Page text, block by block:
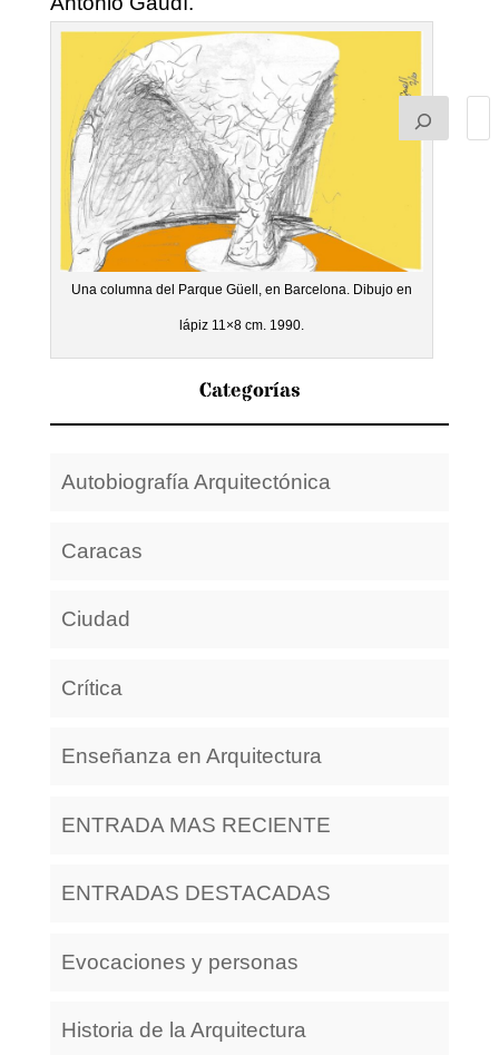
Una columna del Parque Güell, en Barcelona. Dibujo en
lápiz 11×8 cm. 1990.
Categorías
Autobiografía Arquitectónica
Caracas
Ciudad
Crítica
Enseñanza en Arquitectura
ENTRADA MAS RECIENTE
ENTRADAS DESTACADAS
Evocaciones y personas
Historia de la Arquitectura